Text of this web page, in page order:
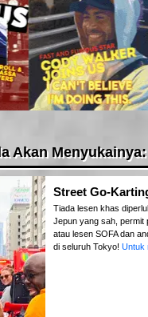
Akan Menyukainya:
Street Go-
Tiada lesen khas
Jepun yang sah, permit
atau lesen SOFA dan
di seluruh Tokyo! Untuk